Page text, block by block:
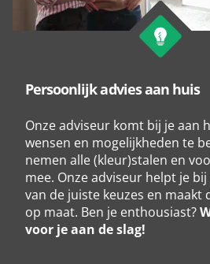
Persoonlijk advies aan huis
Onze adviseur komt bij je aan
wensen en mogelijkheden te
nemen alle (kleur)stalen en
mee. Onze adviseur helpt je
van de juiste keuzes en maakt
op maat. Ben je enthousiast?
voor je aan de slag!